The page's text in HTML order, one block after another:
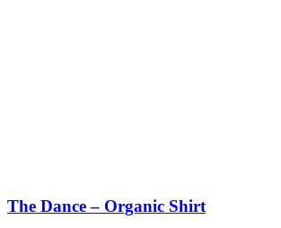
The Dance – Organic Shirt